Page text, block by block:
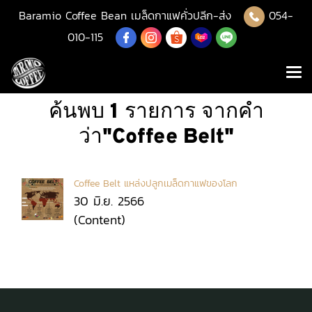
Baramio Coffee Bean เมล็ดกาแฟคั่วปลีก-ส่ง
054-
010-115
ค้นพบ 1 รายการ จากคำ
ว่า"Coffee Belt"
Coffee Belt แหล่งปลูกเมล็ดกาแฟของโลก
30 มิ.ย. 2566
(Content)